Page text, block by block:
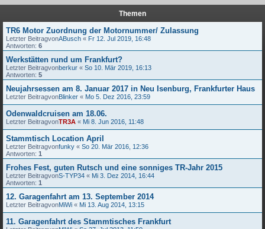
Themen
TR6 Motor Zuordnung der Motornummer/ Zulassung
Letzter BeitragvonABusch « Fr 12. Jul 2019, 16:48
Antworten: 6
Werkstätten rund um Frankfurt?
Letzter Beitragvonberkur « So 10. Mär 2019, 16:13
Antworten: 5
Neujahrsessen am 8. Januar 2017 in Neu Isenburg, Frankfurter Haus
Letzter BeitragvonBlinker « Mo 5. Dez 2016, 23:59
Odenwaldcruisen am 18.06.
Letzter BeitragvonTR3A « Mi 8. Jun 2016, 11:48
Stammtisch Location April
Letzter Beitragvonfunky « So 20. Mär 2016, 12:36
Antworten: 1
Frohes Fest, guten Rutsch und eine sonniges TR-Jahr 2015
Letzter BeitragvonS-TYP34 « Mi 3. Dez 2014, 16:44
Antworten: 1
12. Garagenfahrt am 13. September 2014
Letzter BeitragvonMiWi « Mi 13. Aug 2014, 13:15
11. Garagenfahrt des Stammtisches Frankfurt